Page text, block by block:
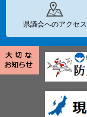
県議会へのアクセス